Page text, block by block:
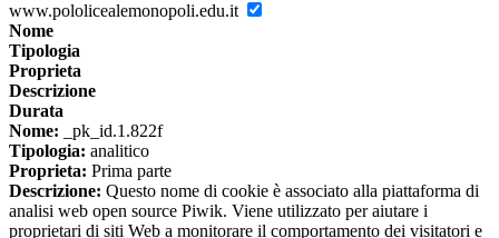
www.pololicealemonopoli.edu.it
Nome
Tipologia
Proprieta
Descrizione
Durata
Nome: _pk_id.1.822f
Tipologia: analitico
Proprieta: Prima parte
Descrizione: Questo nome di cookie è associato alla piattaforma di
analisi web open source Piwik. Viene utilizzato per aiutare i
proprietari di siti Web a monitorare il comportamento dei visitatori e